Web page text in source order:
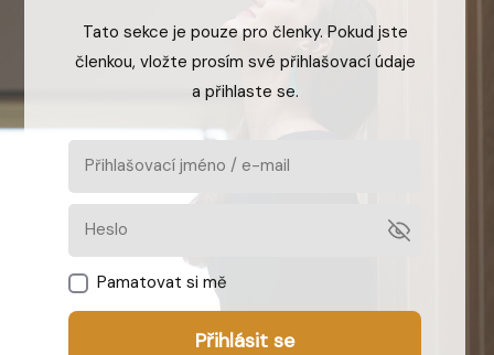
Tato sekce je pouze pro členky. Pokud jste
členkou, vložte prosím své přihlašovací údaje
a přihlaste se.
Pamatovat si mě
Přihlásit se